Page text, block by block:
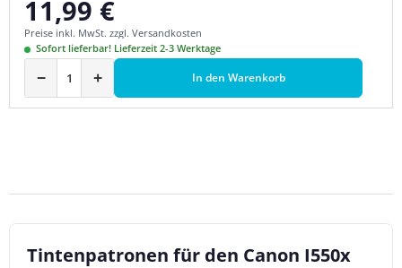
Regulärer Preis:
11,99 €
Preise inkl. MwSt. zzgl. Versandkosten
Sofort lieferbar! Lieferzeit 2-3 Werktage
− + In den Warenkorb
Tintenpatronen für den Canon I550x